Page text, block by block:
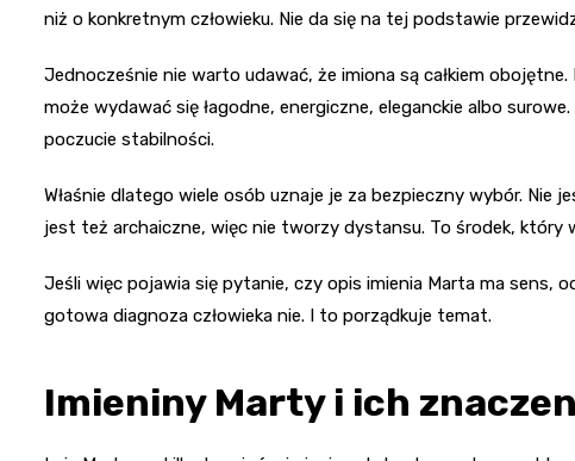
niż o konkretnym człowieku. Nie da się na tej podstawie
Jednocześnie nie warto udawać, że imiona są całkiem
może wydawać się łagodne, energiczne, eleganckie albo
poczucie stabilności.
Właśnie dlatego wiele osób uznaje je za bezpieczny wybór. Nie
jest też archaiczne, więc nie tworzy dystansu. To środek, który
Jeśli więc pojawia się pytanie, czy opis imienia Marta ma sens,
gotowa diagnoza człowieka nie. I to porządkuje temat.
Imieniny Marty i ich